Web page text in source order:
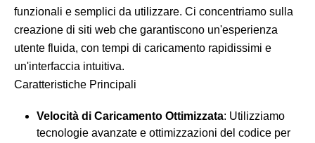
funzionali e semplici da utilizzare. Ci concentriamo sulla
creazione di siti web che garantiscono un'esperienza
utente fluida, con tempi di caricamento rapidissimi e
un'interfaccia intuitiva.
Caratteristiche Principali
Velocità di Caricamento Ottimizzata: Utilizziamo
tecnologie avanzate e ottimizzazioni del codice per